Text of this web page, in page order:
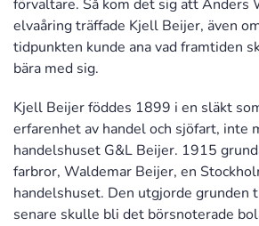
förvaltare. Så kom det sig att Anders
elvaåring träffade Kjell Beijer, även
tidpunkten kunde ana vad framtiden
bära med sig.
Kjell Beijer föddes 1899 i en släkt
erfarenhet av handel och sjöfart, inte
handelshuset G&L Beijer. 1915
farbror, Waldemar Beijer, en
handelshuset. Den utgjorde grunden
senare skulle bli det börsnoterade